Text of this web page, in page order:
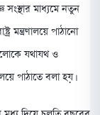
সংস্থার মাধ্যমে নতুন
মন্ত্রণালয়ে পাঠানো
যথাযথ ও
পাঠাতে বলা হয়।